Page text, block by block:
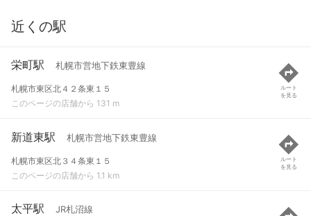
近くの駅
栄町駅 札幌市営地下鉄東豊線
札幌市東区北４２条東１５
このページの店舗から 131 m
ルート
を見る
新道東駅 札幌市営地下鉄東豊線
札幌市東区北３４条東１５
このページの店舗から 1.1 km
ルート
を見る
太平駅 JR札沼線